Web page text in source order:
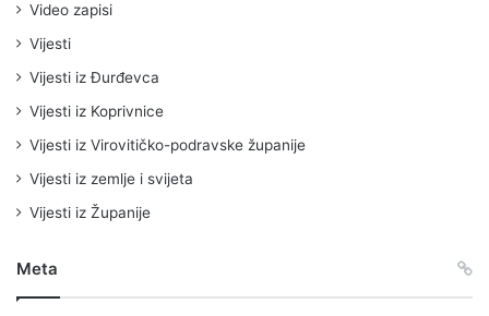
Video zapisi
Vijesti
Vijesti iz Đurđevca
Vijesti iz Koprivnice
Vijesti iz Virovitičko-podravske županije
Vijesti iz zemlje i svijeta
Vijesti iz Županije
Meta